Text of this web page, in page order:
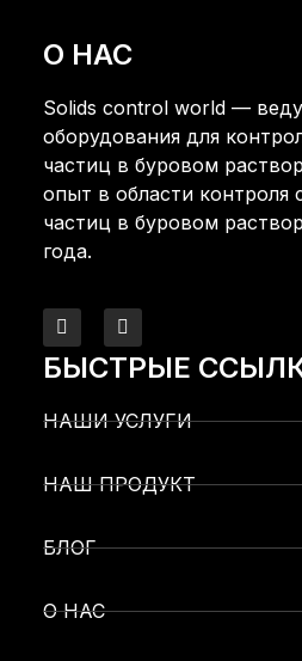
О НАС
Solids control world —
оборудования для
частиц в буровом
опыт в области контроля
частиц в буровом
года.
БЫСТРЫЕ
НАШИ УСЛУГИ
НАШ ПРОДУКТ
БЛОГ
О НАС